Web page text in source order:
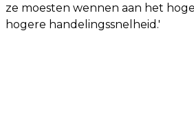
ze moesten wennen aan het
hogere handelingssnelheid.'